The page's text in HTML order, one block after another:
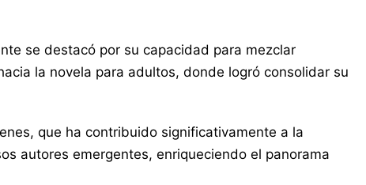
se destacó por su capacidad para mezclar
la novela para adultos, donde logró consolidar su
que ha contribuido significativamente a la
autores emergentes, enriqueciendo el panorama